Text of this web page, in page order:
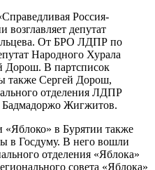
Россия-
возглавляет депутат
От БРО ЛДПР по
Народного Хурала
Дорош. В партсписок
также Сергей Дорош,
отделения ЛДПР
Жигжитов.
«Яблоко» в Бурятии также
в Госдуму. В него вошли
отделения «Яблока»
совета «Яблока»